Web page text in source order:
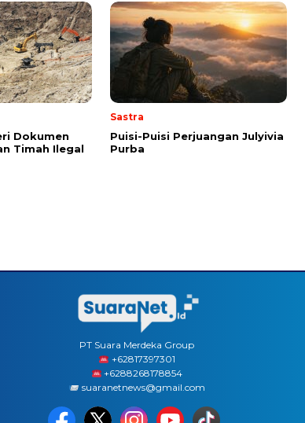
Dokumen
Timah Ilegal
Sastra
Puisi-Puisi Perjuangan Julyivia
Purba
PT Suara Merdeka Group
‪+62817397301
+6288268178854
suaranetnews@gmail.com